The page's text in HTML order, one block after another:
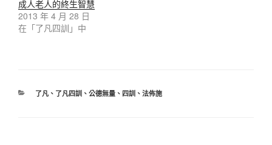
成人老人的終生智慧
2013 年 4 月 28 日
在「了凡四訓」中
了凡、 了凡四訓、 公德無量、 四訓、 法佈施